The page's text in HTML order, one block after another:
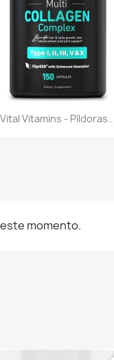
Vista rápida
Vital Vitamins -
momento.